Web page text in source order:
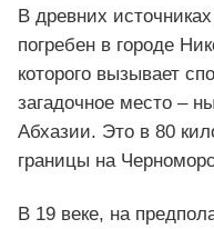
В древних
погребен в городе
которого вызывает
загадочное место –
Абхазии. Это в 80
границы на
В 19 веке, на